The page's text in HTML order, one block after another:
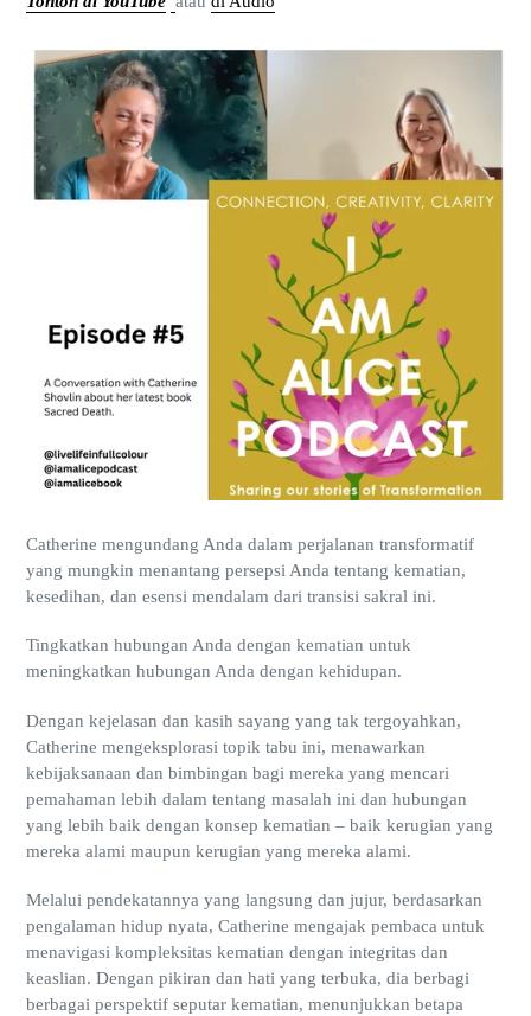
Catherine mengundang Anda dalam perjalanan transformatif
yang mungkin menantang persepsi Anda tentang kematian,
kesedihan, dan esensi mendalam dari transisi sakral ini.
Tingkatkan hubungan Anda dengan kematian untuk
meningkatkan hubungan Anda dengan kehidupan.
Dengan kejelasan dan kasih sayang yang tak tergoyahkan,
Catherine mengeksplorasi topik tabu ini, menawarkan
kebijaksanaan dan bimbingan bagi mereka yang mencari
pemahaman lebih dalam tentang masalah ini dan hubungan
yang lebih baik dengan konsep kematian – baik kerugian yang
mereka alami maupun kerugian yang mereka alami.
Melalui pendekatannya yang langsung dan jujur, berdasarkan
pengalaman hidup nyata, Catherine mengajak pembaca untuk
menavigasi kompleksitas kematian dengan integritas dan
keaslian. Dengan pikiran dan hati yang terbuka, dia berbagi
berbagai perspektif seputar kematian, menunjukkan betapa